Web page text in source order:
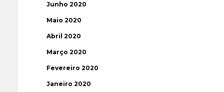
Junho 2020
Maio 2020
Abril 2020
Março 2020
Fevereiro 2020
Janeiro 2020